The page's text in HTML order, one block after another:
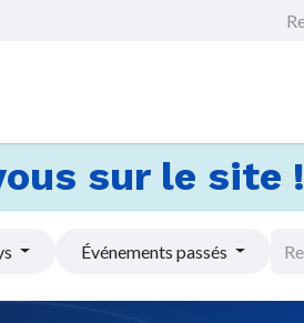
sur le site !
Événements passés